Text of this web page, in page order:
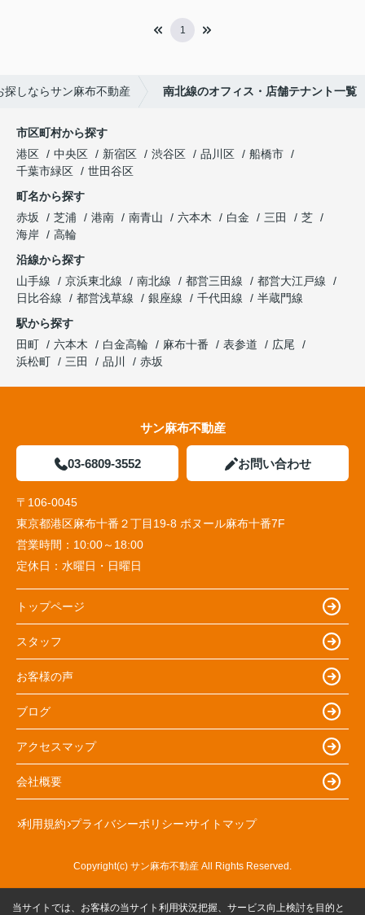
1
しならサン麻布不動産 南北線のオフィス・店舗テナント一覧
市区町村から探す
港区
中央区 新宿区 渋谷区 品川区
船橋市
千葉市緑区
世田谷区
町名から探す
赤坂
芝浦 港南 南青山 六本木 白金 三田
芝
海岸
高輪
沿線から探す
山手線
京浜東北線 南北線 都営三田線
都営大江戸線
日比谷線
都営浅草線 銀座線 千代田線
半蔵門線
駅から探す
田町
六本木 白金高輪 麻布十番 表参道
広尾
浜松町
三田 品川 赤坂
サン麻布不動産
03-6809-3552 お問い合わせ
〒106-0045
東京都港区麻布十番２丁目19-8 ボヌール麻布十番7F
営業時間： 10:00～18:00
定休日： 水曜日・日曜日
トップページ
スタッフ
お客様の声
ブログ
アクセスマップ
会社概要
利用規約 プライバシーポリシー サイトマップ
Copyright(c) サン麻布不動産 All Rights Reserved.
当サイトでは、お客様の当サイト利用状況把握、サービス向上検討を目的と